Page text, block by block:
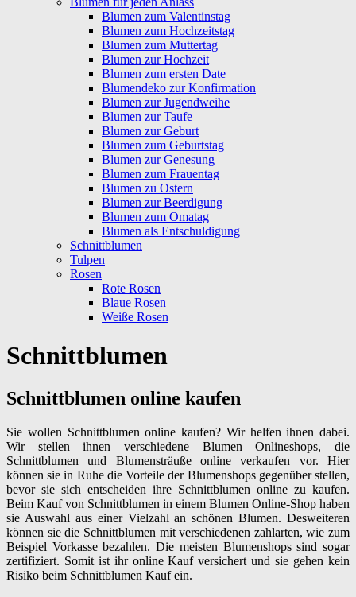
Blumen zum Valentinstag
Blumen zum Hochzeitstag
Blumen zum Muttertag
Blumen zur Hochzeit
Blumen zum ersten Date
Blumendeko zur Konfirmation
Blumen zur Jugendweihe
Blumen zur Taufe
Blumen zur Geburt
Blumen zum Geburtstag
Blumen zur Genesung
Blumen zum Frauentag
Blumen zu Ostern
Blumen zur Beerdigung
Blumen zum Omatag
Blumen als Entschuldigung
Schnittblumen
Tulpen
Rosen
Rote Rosen
Blaue Rosen
Weiße Rosen
Schnittblumen
Schnittblumen online kaufen
Sie wollen Schnittblumen online kaufen? Wir helfen ihnen dabei.
Wir stellen ihnen verschiedene Blumen Onlineshops, die
Schnittblumen und Blumensträuße online verkaufen vor. Hier
können sie in Ruhe die Vorteile der Blumenshops gegenüber stellen,
bevor sie sich entscheiden ihre Schnittblumen online zu kaufen.
Beim Kauf von Schnittblumen in einem Blumen Online-Shop haben
sie Auswahl aus einer Vielzahl an schönen Blumen. Desweiteren
können sie die Schnittblumen mit verschiedenen zahlarten, wie zum
Beispiel Vorkasse bezahlen. Die meisten Blumenshops sind sogar
zertifiziert. Somit ist ihr online Kauf versichert und sie gehen kein
Risiko beim Schnittblumen Kauf ein.